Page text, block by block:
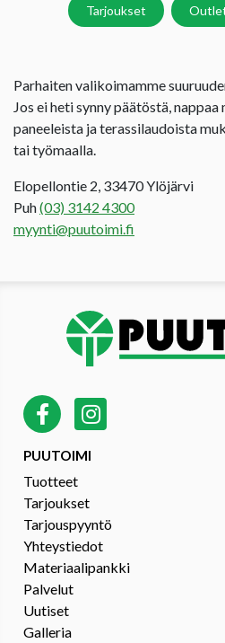
Tarjoukset
Parhaiten valikoimamme
Jos ei heti synny päätöstä,
paneeleista ja terassilaudoista
tai työmaalla.
Elopellontie 2, 33470 Ylöjärvi
Puh(03) 3142 4300
myynti@puutoimi.fi
PUUTOIMI
Tuotteet
Tarjoukset
Tarjouspyyntö
Yhteystiedot
Materiaalipankki
Palvelut
Uutiset
Galleria